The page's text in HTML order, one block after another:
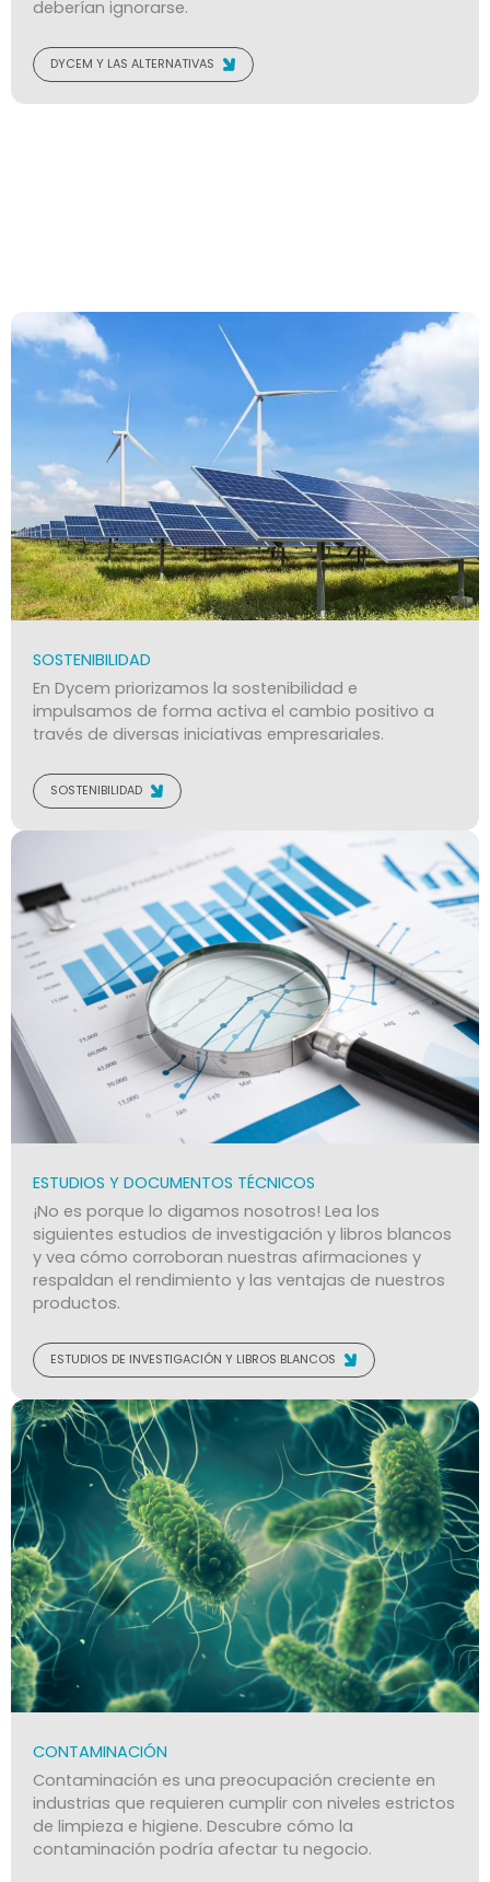
deberían ignorarse.
DYCEM Y LAS ALTERNATIVAS
SOSTENIBILIDAD
En Dycem priorizamos la sostenibilidad e
impulsamos de forma activa el cambio positivo a
través de diversas iniciativas empresariales.
SOSTENIBILIDAD
ESTUDIOS Y DOCUMENTOS TÉCNICOS
¡No es porque lo digamos nosotros! Lea los
siguientes estudios de investigación y libros blancos
y vea cómo corroboran nuestras afirmaciones y
respaldan el rendimiento y las ventajas de nuestros
productos.
ESTUDIOS DE INVESTIGACIÓN Y LIBROS BLANCOS
CONTAMINACIÓN
Contaminación es una preocupación creciente en
industrias que requieren cumplir con niveles estrictos
de limpieza e higiene. Descubre cómo la
contaminación podría afectar tu negocio.